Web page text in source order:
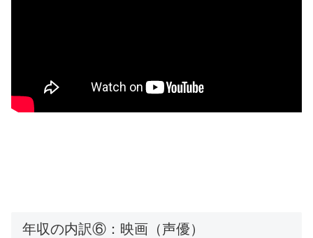
年収の内訳⑥：映画（声優）